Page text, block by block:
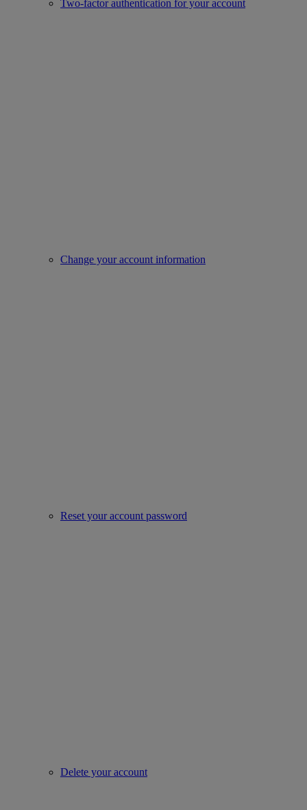
Two-factor authentication for your account
Change your account information
Reset your account password
Delete your account